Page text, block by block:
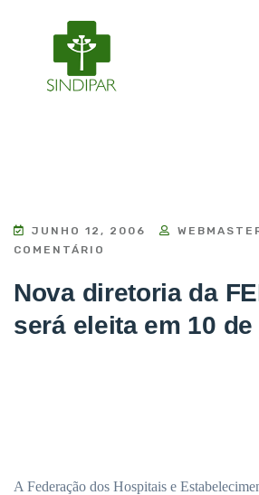
JUNHO 12, 2006
COMENTÁRIO
Nova diretoria da
será eleita em 10
A Federação dos Hospitais e